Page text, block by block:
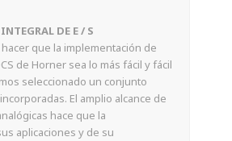
DE E / S
que la implementación de
de Horner sea lo más fácil y fácil
seleccionado un conjunto
El amplio alcance de
hace que la
aplicaciones y de su